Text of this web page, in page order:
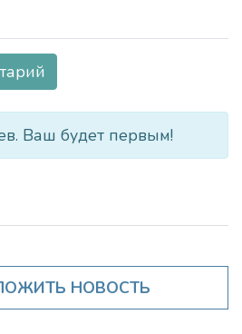
Ваш будет первым!
НОВОСТЬ